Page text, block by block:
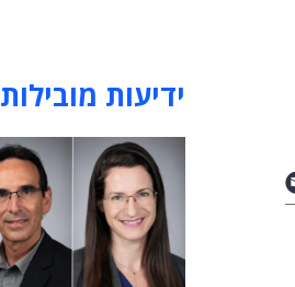
ידיעות מובילות